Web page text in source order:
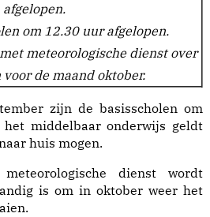
afgelopen.
om 12.30 uur afgelopen.
meteorologische dienst over
de maand oktober.
zijn de basisscholen om
middelbaar onderwijs geldt
huis mogen.
dienst wordt
is om in oktober weer het